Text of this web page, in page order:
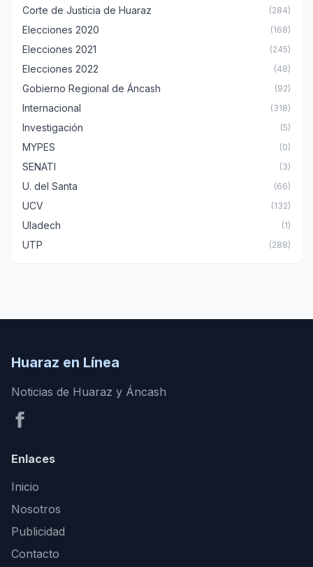
Corte de Justicia de Huaraz (284)
Elecciones 2020 (168)
Elecciones 2021 (245)
Elecciones 2022 (48)
Gobierno Regional de Áncash (92)
Internacional (318)
Investigación (5)
MYPES (0)
SENATI (3)
U. del Santa (66)
UCV (132)
Uladech (1)
UTP (288)
Huaraz en Línea
Noticias de Huaraz y Áncash
Enlaces
Inicio
Nosotros
Publicidad
Contacto